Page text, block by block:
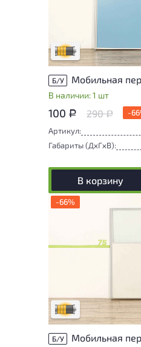
Товар может иметь
Удовлетворительный
Б/У
В наличии: 1 шт
100 Р 290Р
-
Артикул:
Габариты (ДxГxВ):
В корзину
-66%
Удовлетворительный
Б/У